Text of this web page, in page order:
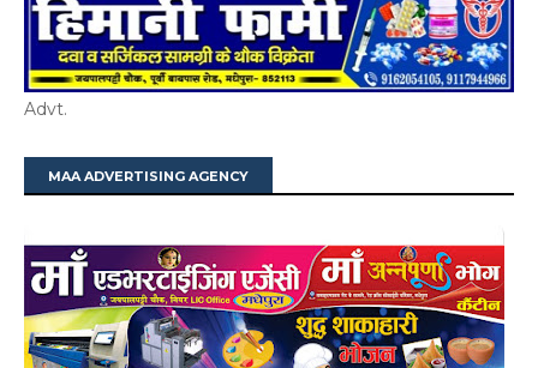
Advt.
MAA ADVERTISING AGENCY